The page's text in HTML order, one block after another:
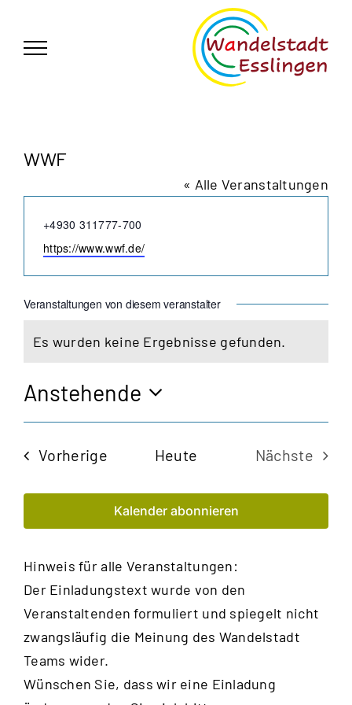
springen
WWF
« Alle Veranstaltungen
Telefon
+4930 311777-700
Webseite
https://www.wwf.de/
Veranstaltungen von diesem veranstalter
Hinweis
Es wurden keine Ergebnisse gefunden.
Anstehende
Datum
VorherigeVeranstaltungen
Heute
Nächste
Kalender abonnieren
Hinweis für alle Veranstaltungen:
Der Einladungstext wurde von den
Veranstaltenden formuliert und spiegelt nicht
zwangsläufig die Meinung des Wandelstadt
Teams wider.
Wünschen Sie, dass wir eine Einladung